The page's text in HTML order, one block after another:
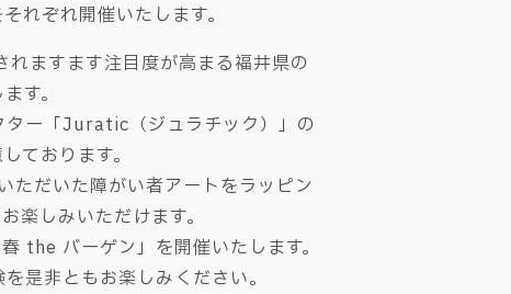
れぞれ開催いたします。
ますます注目度が高まる福井県の
す。
ター「Juratic（ジュラチック）」の
ております。
ただいた障がい者アートをラッピン
楽しみいただけます。
the バーゲン」を開催いたします。
是非ともお楽しみください。